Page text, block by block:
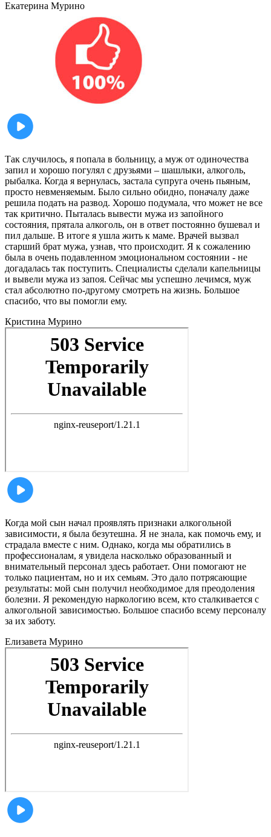
Екатерина Мурино
Так случилось, я попала в больницу, а муж от одиночества
запил и хорошо погулял с друзьями – шашлыки, алкоголь,
рыбалка. Когда я вернулась, застала супруга очень пьяным,
просто невменяемым. Было сильно обидно, поначалу даже
решила подать на развод. Хорошо подумала, что может не все
так критично. Пыталась вывести мужа из запойного
состояния, прятала алкоголь, он в ответ постоянно бушевал и
пил дальше. В итоге я ушла жить к маме. Врачей вызвал
старший брат мужа, узнав, что происходит. Я к сожалению
была в очень подавленном эмоциональном состоянии - не
догадалась так поступить. Специалисты сделали капельницы
и вывели мужа из запоя. Сейчас мы успешно лечимся, муж
стал абсолютно по-другому смотреть на жизнь. Большое
спасибо, что вы помогли ему.
Кристина Мурино
Когда мой сын начал проявлять признаки алкогольной
зависимости, я была безутешна. Я не знала, как помочь ему, и
страдала вместе с ним. Однако, когда мы обратились в
профессионалам, я увидела насколько образованный и
внимательный персонал здесь работает. Они помогают не
только пациентам, но и их семьям. Это дало потрясающие
результаты: мой сын получил необходимое для преодоления
болезни. Я рекомендую наркологию всем, кто сталкивается с
алкогольной зависимостью. Большое спасибо всему персоналу
за их заботу.
Елизавета Мурино